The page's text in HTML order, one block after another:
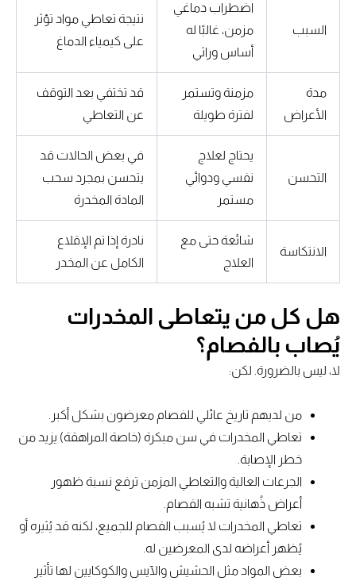
السبب
اضطراب دماغي
مزمن، غالبًا له
أساس وراثي
نتيجة تعاطي مواد تؤثر
على كيمياء الدماغ
مدة
الأعراض
مزمنة وتستمر
لفترة طويلة
قد تختفي بعد التوقف
عن التعاطي
التحسن
يحتاج لعلاج
نفسي ودوائي
مستمر
في بعض الحالات قد
يتحسن بمجرد سحب
المادة المخدرة
الانتكاسة
شائعة حتى مع
العلاج
نادرة إذا تم الإقلاع
الكامل عن المخدر
هل كل من يتعاطى المخدرات
يُصاب بالفصام؟
لا، ليس بالضرورة. لكن:
من لديهم تاريخ عائلي للفصام معرضون بشكل أكبر.
تعاطي المخدرات في سن مبكرة (خاصة المراهقة) يزيد من
خطر الإصابة.
الجرعات العالية والتعاطي المزمن ترفع نسبة ظهور
أعراض ذُهانية تشبه الفصام.
تعاطي المخدرات لا يُسبب الفصام للجميع، لكنه قد يُثيره أو
يُظهر أعراضه لدى المعرضين له.
بعض المواد مثل الحشيش والآيس والكوكايين لها تأثير